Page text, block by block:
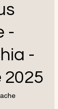
-
-
2025